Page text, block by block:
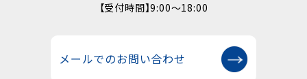
【受付時間】9:00〜18:00
メールでのお問い合わせ